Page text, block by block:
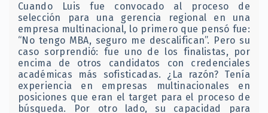
Cuando Luis fue convocado al proceso de
selección para una gerencia regional en una
empresa multinacional, lo primero que pensó fue:
“No tengo MBA, seguro me descalifican”. Pero su
caso sorprendió: fue uno de los finalistas, por
encima de otros candidatos con credenciales
académicas más sofisticadas. ¿La razón? Tenía
experiencia en empresas multinacionales en
posiciones que eran el target para el proceso de
búsqueda. Por otro lado, su capacidad para